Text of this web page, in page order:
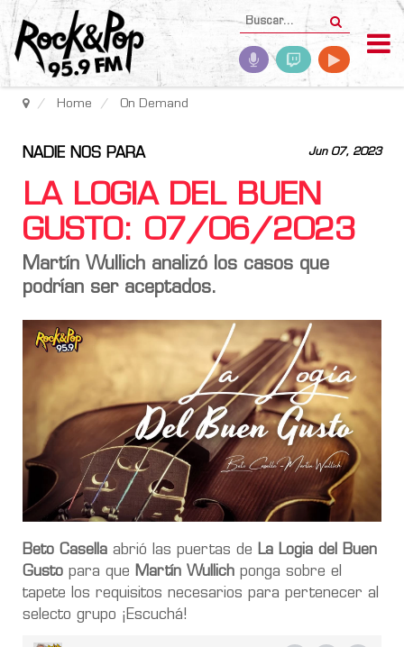
Home On Demand
Jun 07, 2023
NADIE NOS PARA
LA LOGIA DEL BUEN
GUSTO: 07/06/2023
Martín Wullich analizó los casos que
podrían ser aceptados.
Beto Casella abrió las puertas de La Logia del Buen
Gusto para que Martín Wullich ponga sobre el
tapete los requisitos necesarios para pertenecer al
selecto grupo ¡Escuchá!